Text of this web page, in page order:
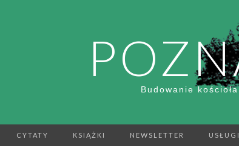
Budowanie
CYTATY KSIĄŻKI NEWSLETTER